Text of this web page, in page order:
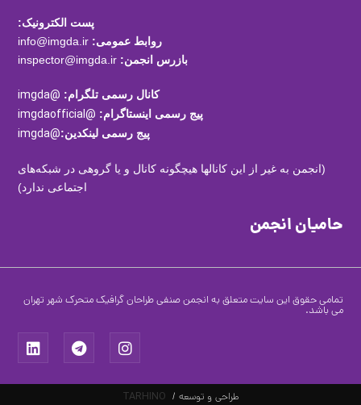
پست الکترونیک:
روابط عمومی:
بازرس انجمن: inspector@imgda.ir
کانال رسمی تلگرام: @imgda
پیج رسمی اینستاگرام: @imgdaofficial
پیج رسمی لینکدین:@imgda
(انجمن به غیر از این کانالها هیچگونه کانال و یا گروهی در شبکه‌های
اجتماعی ندارد)
حامیان انجمن
تمامی حقوق این سایت متعلق به انجمن صنفی طراحان گرافیک متحرک شهر تهران
می باشد.
طراحی و توسعه / TARHINO